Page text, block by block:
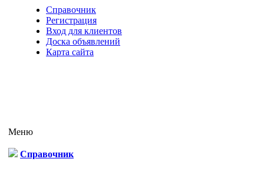
Справочник
Регистрация
Вход для клиентов
Доска объявлений
Карта сайта
Меню
Справочник